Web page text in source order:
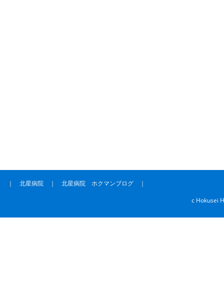
｜ 北星病院 ｜ 北星病院 ホクマンブログ ｜
c Hokusei